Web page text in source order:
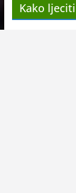
Kako ljeciti